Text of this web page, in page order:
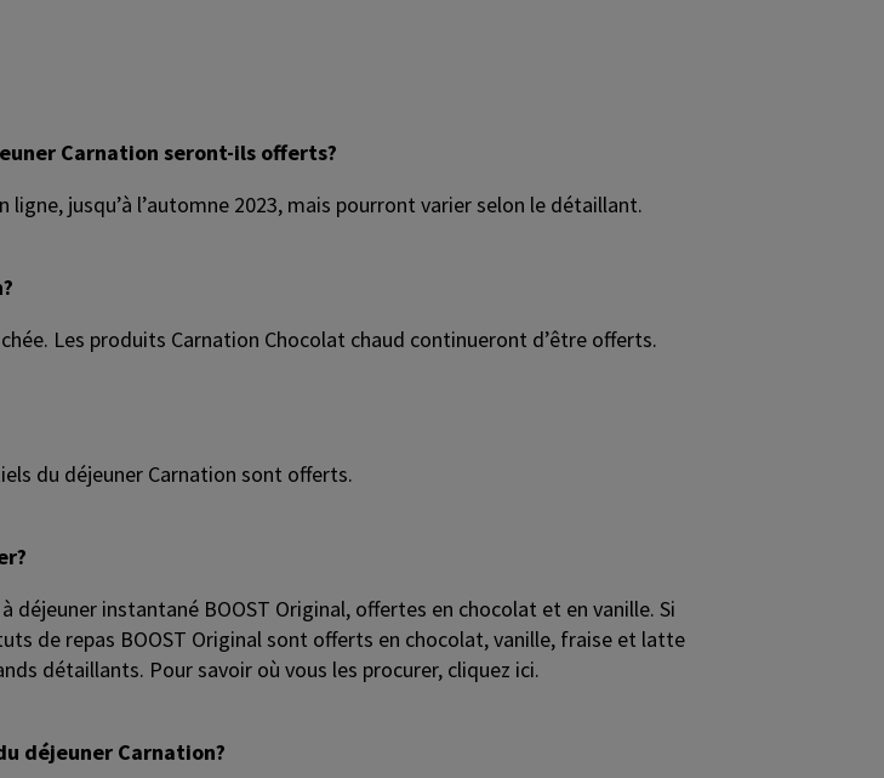
Carnation seront-ils offerts?
jusqu’à l’automne 2023, mais pourront varier selon le détaillant.
Les produits Carnation Chocolat chaud continueront d’être offerts.
du déjeuner Carnation sont offerts.
déjeuner instantané BOOST Original, offertes en chocolat et en vanille. Si
de repas BOOST Original sont offerts en chocolat, vanille, fraise et latte
détaillants. Pour savoir où vous les procurer, cliquez ici.
déjeuner Carnation?